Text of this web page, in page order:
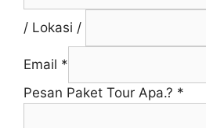
/ Lokasi /
Email *
Pesan Paket Tour Apa.? *